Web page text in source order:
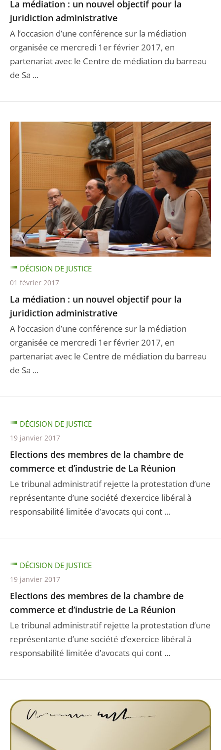
La médiation : un nouvel objectif pour la
juridiction administrative
A l’occasion d’une conférence sur la médiation
organisée ce mercredi 1er février 2017, en
partenariat avec le Centre de médiation du barreau
de Sa ...
La médiation : un nouvel objectif pour la
juridiction administrative
A l’occasion d’une conférence sur la médiation
organisée ce mercredi 1er février 2017, en
partenariat avec le Centre de médiation du barreau
de Sa ...
DÉCISION DE JUSTICE
01 février 2017
Elections des membres de la chambre de
commerce et d’industrie de La Réunion
Le tribunal administratif rejette la protestation d’une
représentante d’une société d’exercice libéral à
responsabilité limitée d’avocats qui cont ...
DÉCISION DE JUSTICE
19 janvier 2017
Elections des membres de la chambre de
commerce et d’industrie de La Réunion
Le tribunal administratif rejette la protestation d’une
représentante d’une société d’exercice libéral à
responsabilité limitée d’avocats qui cont ...
DÉCISION DE JUSTICE
19 janvier 2017